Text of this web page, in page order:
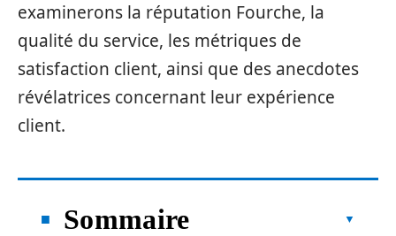
examinerons la réputation Fourche, la
qualité du service, les métriques de
satisfaction client, ainsi que des anecdotes
révélatrices concernant leur expérience
client.
Sommaire